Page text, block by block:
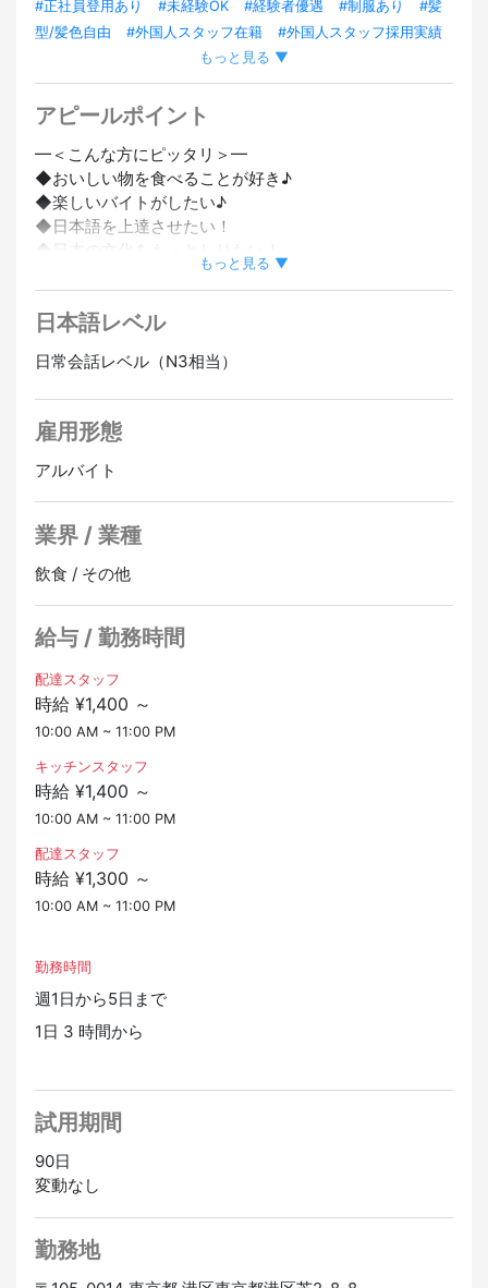
#正社員登用あり #未経験OK #経験者優遇 #制服あり
#髪
型/髪色自由
#外国人スタッフ在籍
#外国人スタッフ採用実績
もっと見る ▼
アピールポイント
━＜こんな方にピッタリ＞━
◆おいしい物を食べることが好き♪
◆楽しいバイトがしたい♪
◆日本語を上達させたい！
◆日本の文化をもっとしりたい！
━━━━━━━━━━━━
【１】1週間毎の希望シフト制♪
【２】平日のみ・土日祝のみもOK♪
･････
【３】研修プログラム充実♪
･････
バイトが初めてという方も
安心してください！
＜具体的な仕事内容＞
◆注文の受付・確認
◆ピザ作り
◆配達など
店内スタッフとして注文の受付、ピザ作り、配達を行う
お仕事です♪
丁寧に先輩がトレーニングしてくれます♪
未経験スタートの方がほとんどです！
＼電話に慣れていなくても大丈夫☆／
電話受付は対面での応対ではないので、慣れてくればリ
ラックスして受けられるようになりますよ◎
＼配達は自転車でも大丈夫☆／
▼身だしなみのチェック
▼ピザ生地作り・ソース塗り・トッピング
もっと見る ▼
日本語レベル
日常会話レベル（N3相当）
雇用形態
アルバイト
業界 / 業種
飲食 / その他
給与 / 勤務時間
配達スタッフ
時給 ¥1,400 ～
10:00 AM ~ 11:00 PM
キッチンスタッフ
時給 ¥1,400 ～
10:00 AM ~ 11:00 PM
配達スタッフ
時給 ¥1,300 ～
10:00 AM ~ 11:00 PM
勤務時間
週1日から5日まで
1日 3 時間から
試用期間
90日
変動なし
勤務地